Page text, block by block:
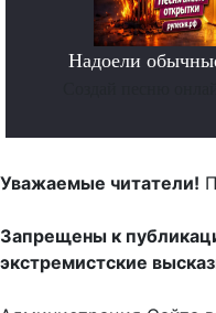
Надоели
Уважаемые читатели!
Запрещены к
экстремистские